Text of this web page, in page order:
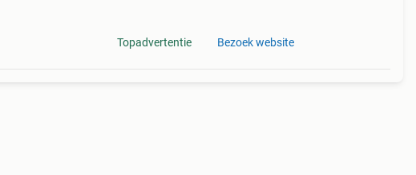
Topadvertentie Bezoek website